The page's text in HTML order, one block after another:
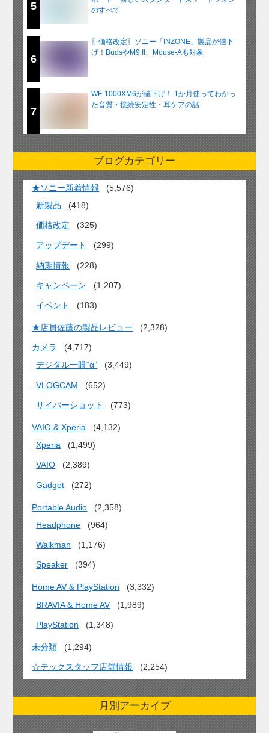
5
のすべて
6
〖価格改定〗ソニー「INZONE」製品が値下
げ！BudsやM9 II、Mouse-Aも対象
7
WF-1000XM6が値下げ！ 1か月使ってわかっ
た音質・接続安定性・耳ケアの話
ブログカテゴリー
★ソニー新着情報
(5,576)
新製品
(418)
価格改定 (325)
アップデート (299)
納期情報 (228)
キャンペーン (1,207)
イベント (183)
★店員佐藤の製品レビュー (2,328)
カメラ
(4,717)
デジタル一眼“α”
(3,449)
VLOGCAM (652)
サイバーショット (773)
VAIO & Xperia
(4,132)
Xperia
(1,499)
VAIO (2,389)
Gadget (272)
Portable Audio
(2,358)
Headphone
(964)
Walkman (1,176)
Speaker (394)
Home AV & PlayStation
(3,332)
BRAVIA & Home AV
(1,989)
PlayStation (1,348)
未分類 (1,294)
☆テックスタッフ店舗情報 (2,254)
月別アーカイブ
月